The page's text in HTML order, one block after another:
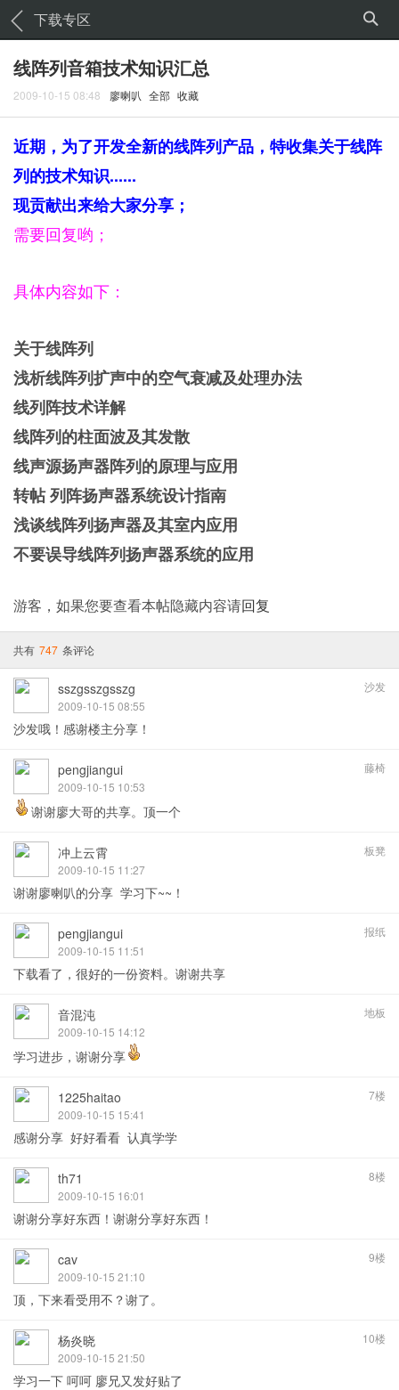
下载专区
线阵列音箱技术知识汇总
2009-10-15 08:48 廖喇叭 全部 收藏
近期，为了开发全新的线阵列产品，特收集关于线阵
列的技术知识......
现贡献出来给大家分享；
需要回复哟；
具体内容如下：
关于线阵列
浅析线阵列扩声中的空气衰减及处理办法
线列阵技术详解
线阵列的柱面波及其发散
线声源扬声器阵列的原理与应用
转帖 列阵扬声器系统设计指南
浅谈线阵列扬声器及其室内应用
不要误导线阵列扬声器系统的应用
游客，如果您要查看本帖隐藏内容请回复
共有 747 条评论
沙发
sszgsszgsszg
2009-10-15 08:55
沙发哦！感谢楼主分享！
藤椅
pengjiangui
2009-10-15 10:53
谢谢廖大哥的共享。顶一个
板凳
冲上云霄
2009-10-15 11:27
谢谢廖喇叭的分享 学习下~~！
报纸
pengjiangui
2009-10-15 11:51
下载看了，很好的一份资料。谢谢共享
地板
音混沌
2009-10-15 14:12
学习进步，谢谢分享
7楼
1225haitao
2009-10-15 15:41
感谢分享 好好看看 认真学学
8楼
th71
2009-10-15 16:01
谢谢分享好东西！谢谢分享好东西！
9楼
cav
2009-10-15 21:10
顶，下来看受用不？谢了。
10楼
杨炎晓
2009-10-15 21:50
学习一下 呵呵 廖兄又发好贴了